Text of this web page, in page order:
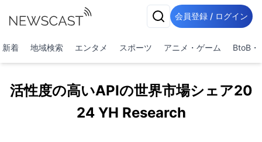
会員登録 / ログイン
新着 地域検索 エンタメ スポーツ アニメ・ゲーム BtoB・
活性度の高いAPIの世界市場シェア20
24 YH Research